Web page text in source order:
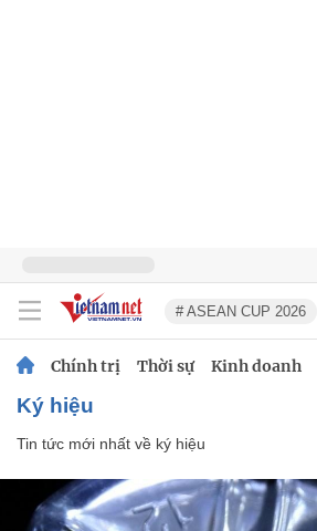
# ASEAN CUP 2026
Chính trị Thời sự Kinh doanh
ký hiệu
Tin tức mới nhất về ký hiệu